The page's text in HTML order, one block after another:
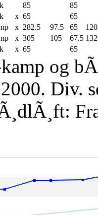
85
85
x 65
65
x 282.5 97.5 65
120
x 305 105 67.5
x 65 65
og
Div.